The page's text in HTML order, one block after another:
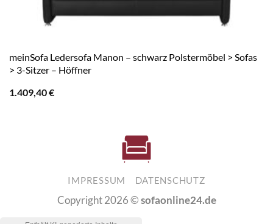
meinSofa Ledersofa Manon – schwarz Polstermöbel > Sofas
> 3-Sitzer – Höffner
1.409,40€
IMPRESSUM DATENSCHUTZ
Copyright 2026 ©sofaonline24.de